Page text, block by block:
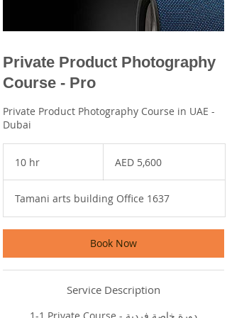
Private Product Photography
Course - Pro
Private Product Photography Course in UAE -
Dubai
10 hr
r
dirhams
AED 5,600
Tamani arts building Office 1637
Book Now
Service Description